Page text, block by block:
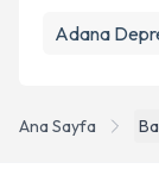
Ana Sayfa
Adana